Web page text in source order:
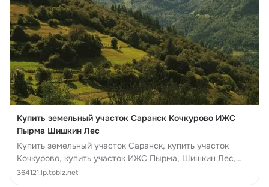
Купить земельный участок Саранск Кочкурово ИЖС
Пырма Шишкин Лес
Купить земельный участок Саранск, купить участок
Кочкурово, купить участок ИЖС Пырма, Шишкин Лес,
отдых Шишкин Лес, участок Шишкин лес, купить шишкин
364121.lp.tobiz.net